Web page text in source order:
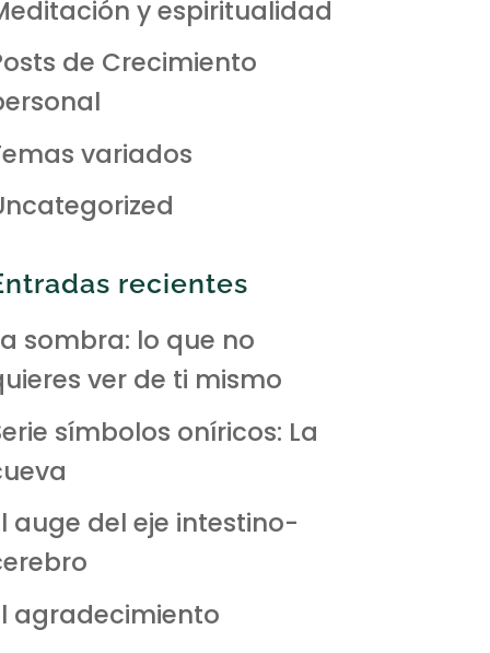
y espiritualidad
de Crecimiento
variados
recientes
sombra: lo que no
ver de ti mismo
símbolos oníricos: La
auge del eje intestino-
agradecimiento